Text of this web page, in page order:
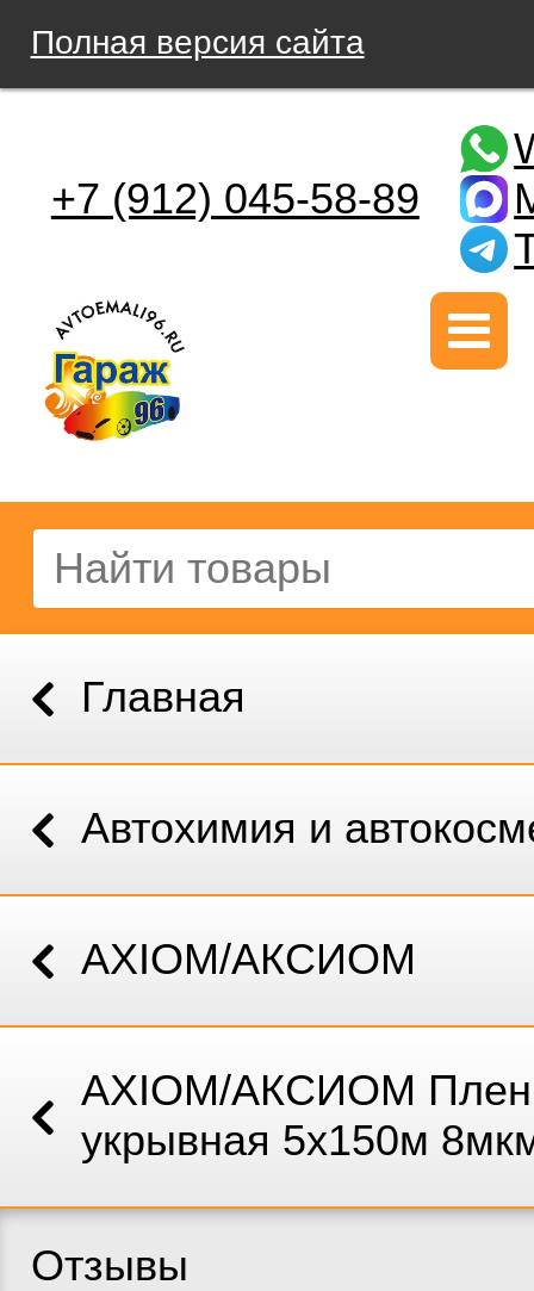
Полная версия сайта
+7 (912) 045-58-89
Главная
Автохимия и
AXIOM/АКСИОМ
AXIOM/АКСИОМ
укрывная 5х150м
Отзывы